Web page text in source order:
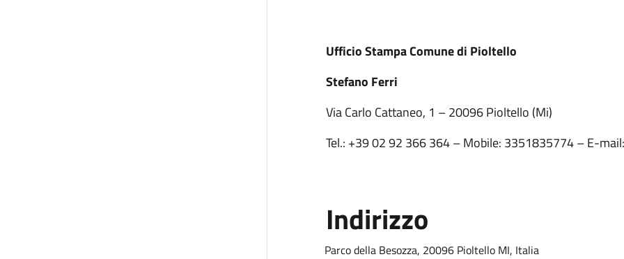
Ufficio Stampa Comune di Pioltello
Stefano Ferri
Via Carlo Cattaneo, 1 – 20096 Pioltello (Mi)
Tel.: +39 02 92 366 364 – Mobile: 3351835774 – E-
Indirizzo
Parco della Besozza, 20096 Pioltello MI, Italia